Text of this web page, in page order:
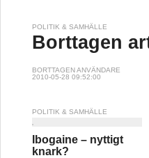
POLITIK & SAMHÄLLE
Borttagen
BORTTAGEN ANVÄNDARE
2010-05-28 09:52:00
POLITIK & SAMHÄLLE
Ibogaine – nyttigt
knark?